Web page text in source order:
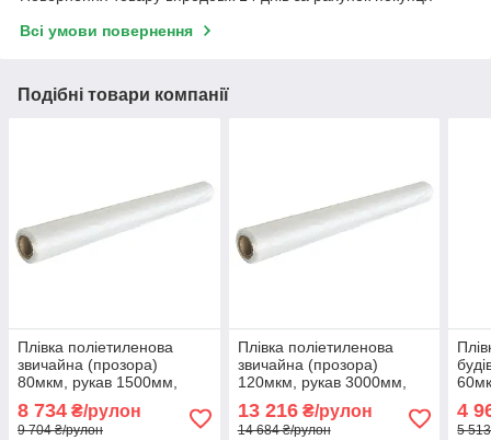
Всі умови повернення
Подібні товари компанії
Плівка поліетиленова
звичайна (прозора)
80мкм, рукав 1500мм,
100м, Україна (10-936)
8 734 ₴/рулон
9 704 ₴/рулон
Плівка поліетиленова
звичайна (прозора)
120мкм, рукав 3000мм,
50м, Україна (10-943)
13 216₴/рулон
14 684 ₴/рулон
4
5